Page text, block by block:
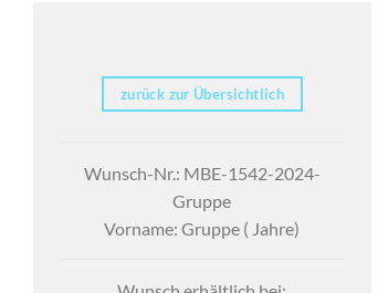
zurück zur Übersichtlich
Wunsch-Nr.: MBE-1542-2024-
Gruppe
Vorname: Gruppe ( Jahre)